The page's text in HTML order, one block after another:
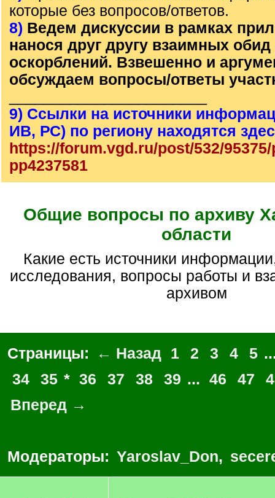
которые без вопросов/ответов.
8) Ведем дискуссии в рамках
нанося друг другу взаимных обид
оскорблений. Взвешенно и
обсуждаем вопросы/ответы
9) Ссылки на источники
ИВ, РС) по региону находятся
https://forum.vgd.ru/post/532/
pp4237581
Общие вопросы по архиву
области
Какие есть источники информации, помощь для
исследования, вопросы работы и
архивом
Страницы: ← Назад 1 2 3 4 5
34
35 * 36 37 38 39 ... 46 47
Вперед →
Модераторы: Yaroslav_Don,